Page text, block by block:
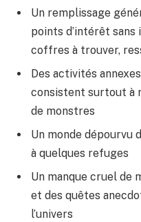
Un remplissage
points d’intérêt sans
coffres à trouver,
Des activités
consistent surtout à
de monstres
Un monde dépourvu
à quelques refuges
Un manque cruel de
et des quêtes
l’univers